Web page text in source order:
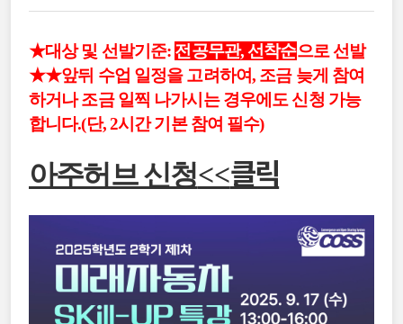
★대상 및 선발기준: 전공무관, 선착순으로 선발
★★앞뒤 수업 일정을 고려하여, 조금 늦게 참여
하거나 조금 일찍 나가시는 경우에도 신청 가능
합니다.(단, 2시간 기본 참여 필수)
아주허브 신청<<클릭